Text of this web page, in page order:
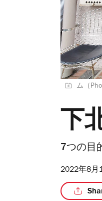
ム（
下
7つの目
2022年8月